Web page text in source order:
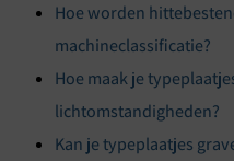
Hoe worden
machineclassificatie?
Hoe maak je
lichtomstandigheden?
Kan je typeplaatjes